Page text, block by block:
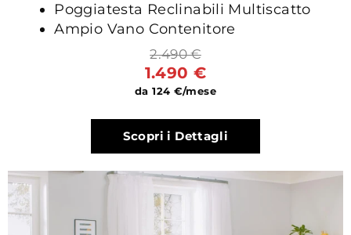
Poggiatesta Reclinabili Multiscatto
Ampio Vano Contenitore
2.490 €
1.490 €
da 124 €/mese
Scopri i Dettagli